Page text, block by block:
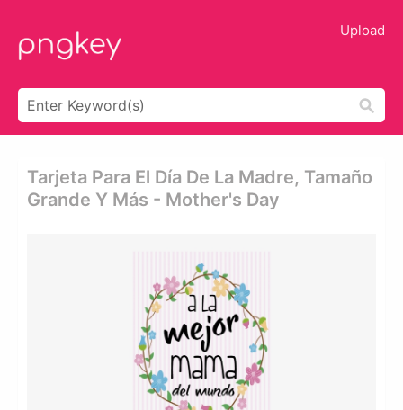
Upload
Tarjeta Para El Día De La Madre, Tamaño
Grande Y Más - Mother's Day